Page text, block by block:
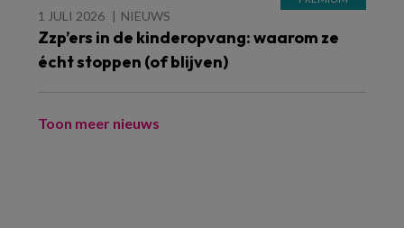
1 JULI 2026 NIEUWS
Zzp’ers in de kinderopvang: waarom ze
écht stoppen (of blijven)
Toon meer nieuws